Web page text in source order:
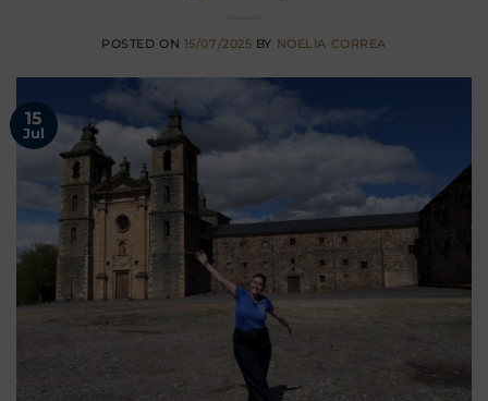
POSTED ON 15/07/2025 BY NOELIA CORREA
15
Jul